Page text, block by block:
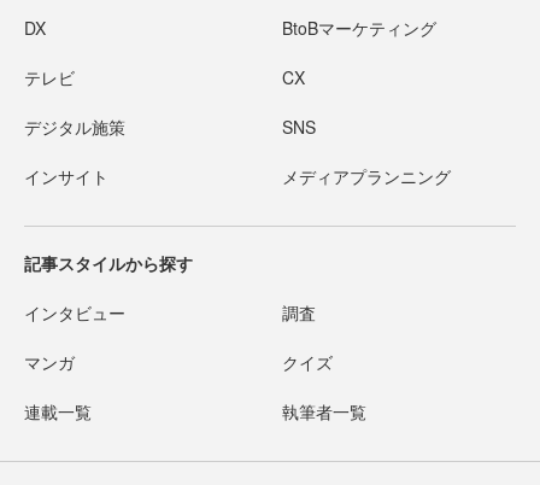
DX BtoBマーケティング
テレビ CX
デジタル施策 SNS
インサイト メディアプランニング
記事スタイルから探す
インタビュー 調査
マンガ クイズ
連載一覧 執筆者一覧